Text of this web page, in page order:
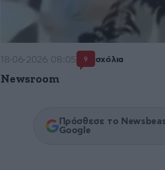
18·06·2026 08:05 9 σχόλια
Newsroom
Πρόσθεσε το
Google